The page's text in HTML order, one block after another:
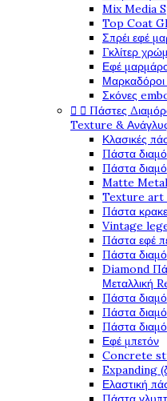
Mix Media
Top Coat
Σπρέι εφέ
Γκλίτερ
Εφέ
Σκόνες
  Πάστες
Texture &
Κλασικές
Πάστα
Πάστα
Matte
Texture art
Πάστα
Vintage
Πάστα εφέ
Πάστα
Diamond
Μεταλλική
Πάστα
Πάστα
Πάστα
Εφέ μπετόν
Concrete
Expanding
Ελαστική